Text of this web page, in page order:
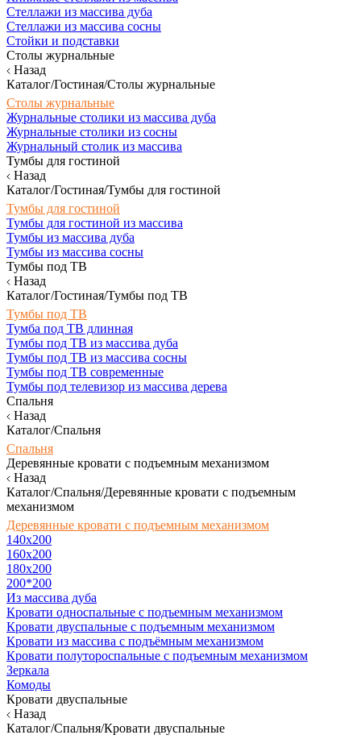
Стеллажи из массива дуба
Стеллажи из массива сосны
Стойки и подставки
Столы журнальные
Назад
Каталог/Гостиная/Столы журнальные
Столы журнальные
Журнальные столики из массива дуба
Журнальные столики из сосны
Журнальный столик из массива
Тумбы для гостиной
Назад
Каталог/Гостиная/Тумбы для гостиной
Тумбы для гостиной
Тумбы для гостиной из массива
Тумбы из массива дуба
Тумбы из массива сосны
Тумбы под ТВ
Назад
Каталог/Гостиная/Тумбы под ТВ
Тумбы под ТВ
Тумба под ТВ длинная
Тумбы под ТВ из массива дуба
Тумбы под ТВ из массива сосны
Тумбы под ТВ современные
Тумбы под телевизор из массива дерева
Спальня
Назад
Каталог/Спальня
Спальня
Деревянные кровати с подъемным механизмом
Назад
Каталог/Спальня/Деревянные кровати с подъемным
механизмом
Деревянные кровати с подъемным механизмом
140x200
160х200
180х200
200*200
Из массива дуба
Кровати односпальные с подъемным механизмом
Кровати двуспальные с подъемным механизмом
Кровати из массива с подъёмным механизмом
Кровати полутороспальные с подъемным механизмом
Зеркала
Комоды
Кровати двуспальные
Назад
Каталог/Спальня/Кровати двуспальные